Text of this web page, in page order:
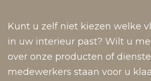
Kunt u zelf niet kiezen welke
in uw interieur past? Wilt u
over onze producten of
medewerkers staan voor u